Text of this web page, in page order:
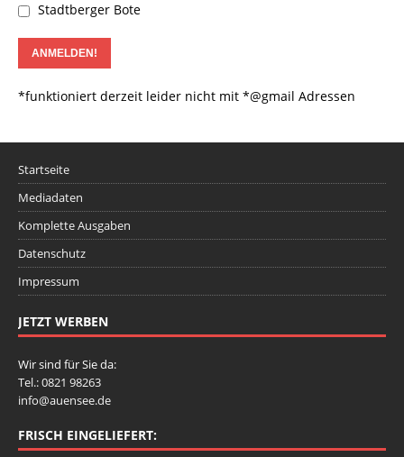
Stadtberger Bote
*funktioniert derzeit leider nicht mit *@gmail Adressen
Startseite
Mediadaten
Komplette Ausgaben
Datenschutz
Impressum
JETZT WERBEN
Wir sind für Sie da:
Tel.: 0821 98263
info@auensee.de
FRISCH EINGELIEFERT: